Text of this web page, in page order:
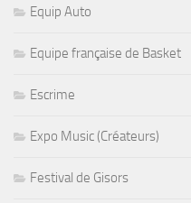
Equip Auto
Equipe française de Basket
Escrime
Expo Music (Créateurs)
Festival de Gisors